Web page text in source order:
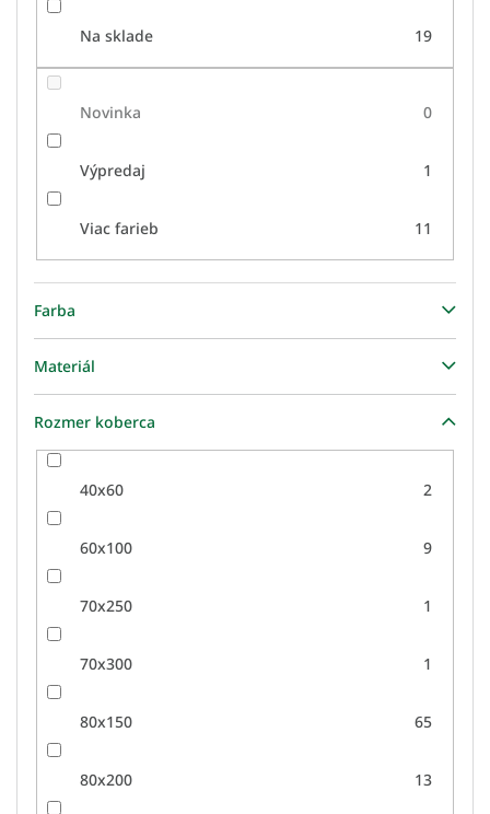
Na sklade 19
Novinka 0
Výpredaj 1
Viac farieb 11
Farba
Materiál
Rozmer koberca
40x60 2
60x100 9
70x250 1
70x300 1
80x150 65
80x200 13